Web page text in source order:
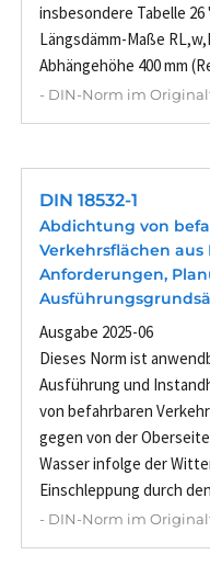
insbesondere Tabelle
Längsdämm-Maße
Abhängehöhe 400 mm
- DIN-Norm im
DIN 18532-1
Abdichtung von
Verkehrsflächen aus
Anforderungen,
Ausgabe 2025-06
Dieses Norm ist
Ausführung und
von befahrbaren
gegen von der
Wasser infolge der
Einschleppung durch
- DIN-Norm im